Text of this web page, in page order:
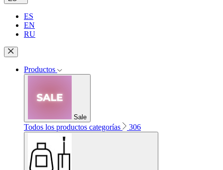
ES
EN
RU
Productos
Sale
Todos los productos categorías 306